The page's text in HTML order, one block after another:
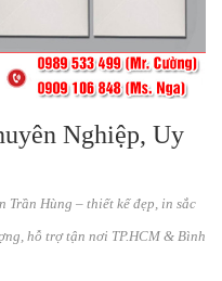
Nghiệp, Uy
Trần Hùng – thiết kế đẹp, in sắc
hỗ trợ tận nơi TP.HCM & Bình